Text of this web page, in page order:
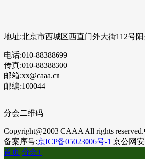
地址:北京市西城区西直门外大街112号阳
电话:010-88388699
传真:010-88388300
邮箱:xx@caaa.cn
邮编:100044
分会二维码
Copyright@2003 CAAA All rights
备案序号:京ICP备05023006号-1 京公网安
首页 分会+